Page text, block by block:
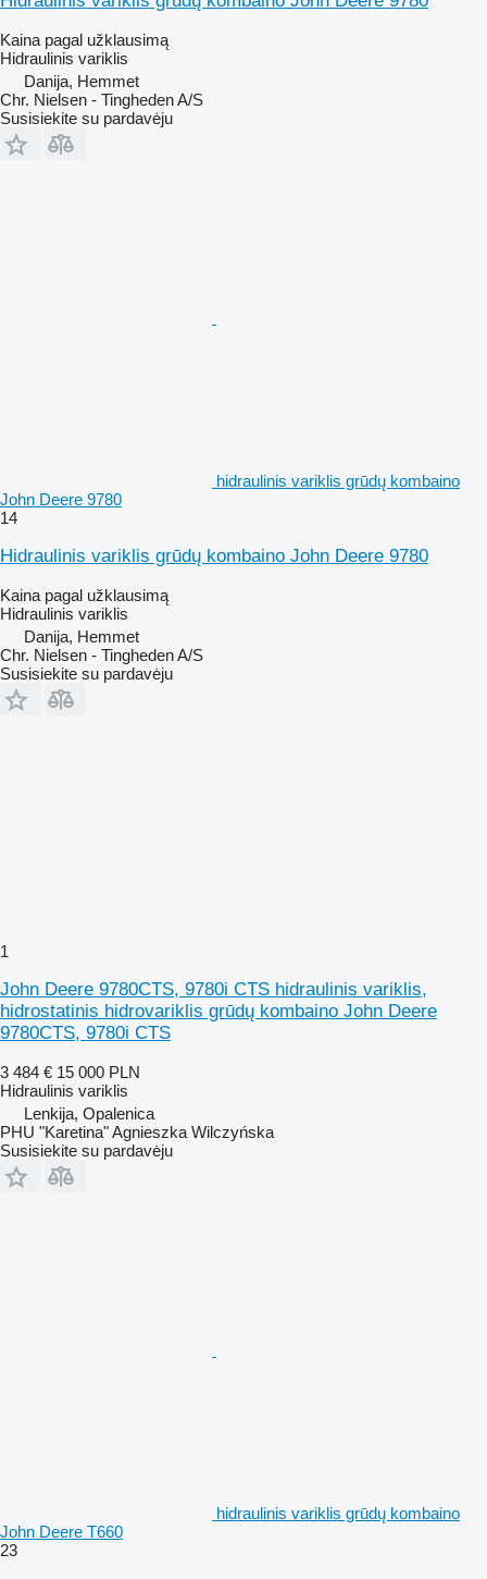
Kaina pagal užklausimą
Hidraulinis variklis
Danija, Hemmet
Chr. Nielsen - Tingheden A/S
Susisiekite su pardavėju
hidraulinis variklis grūdų kombaino
John Deere 9780
14
Hidraulinis variklis grūdų kombaino John Deere 9780
Kaina pagal užklausimą
Hidraulinis variklis
Danija, Hemmet
Chr. Nielsen - Tingheden A/S
Susisiekite su pardavėju
1
John Deere 9780CTS, 9780i CTS hidraulinis variklis,
hidrostatinis hidrovariklis grūdų kombaino John Deere
9780CTS, 9780i CTS
3 484 € 15 000 PLN
Hidraulinis variklis
Lenkija, Opalenica
PHU "Karetina" Agnieszka Wilczyńska
Susisiekite su pardavėju
hidraulinis variklis grūdų kombaino
John Deere T660
23